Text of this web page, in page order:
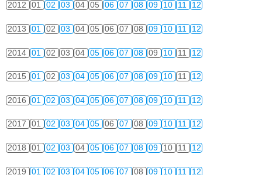
2012 01 02 03 04 05 06 07 08 09 10 11 12
2013 01 02 03 04 05 06 07 08 09 10 11 12
2014 01 02 03 04 05 06 07 08 09 10 11 12
2015 01 02 03 04 05 06 07 08 09 10 11 12
2016 01 02 03 04 05 06 07 08 09 10 11 12
2017 01 02 03 04 05 06 07 08 09 10 11 12
2018 01 02 03 04 05 06 07 08 09 10 11 12
2019 01 02 03 04 05 06 07 08 09 10 11 12